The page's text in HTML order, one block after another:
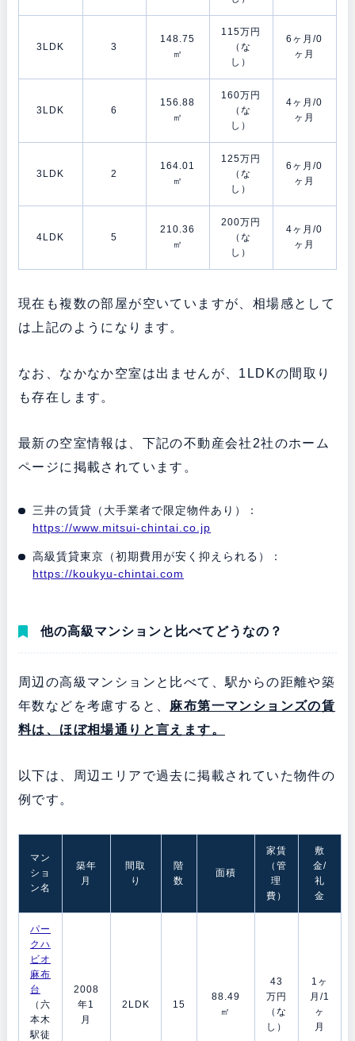
3LDK 3
148.75
㎡
115万円
（な
し）
6ヶ月/0
ヶ月
3LDK 6
156.88
㎡
160万円
（な
し）
4ヶ月/0
ヶ月
3LDK 2
164.01
㎡
125万円
（な
し）
6ヶ月/0
ヶ月
4LDK 5
210.36
㎡
200万円
（な
し）
4ヶ月/0
ヶ月
現在も複数の部屋が空いていますが、相場感として
は上記のようになります。
なお、なかなか空室は出ませんが、1LDKの間取り
も存在します。
最新の空室情報は、下記の不動産会社2社のホーム
ページに掲載されています。
三井の賃貸（大手業者で限定物件あり）：
https://www.mitsui-chintai.co.jp
高級賃貸東京（初期費用が安く抑えられる）：
https://koukyu-chintai.com
他の高級マンションと比べてどうなの？
周辺の高級マンションと比べて、駅からの距離や築
年数などを考慮すると、 麻布第一マンションズの賃
料は、ほぼ相場通りと言えます。
以下は、周辺エリアで過去に掲載されていた物件の
例です。
マン
ショ
ン名
築年
月
間取
り
階
数
面積
家賃
（管
理
費）
敷
金/
礼
金
パー
クハ
ビオ
麻布
台
（六
本木
駅徒
2008
年1
月
2LDK 15
88.49
㎡
43
万円
（な
し）
1ヶ
月/1
ヶ
月